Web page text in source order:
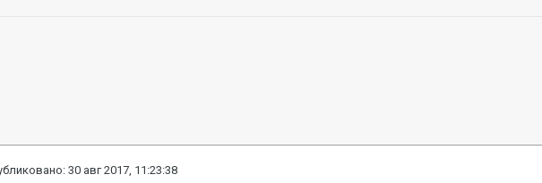
30 авг 2017, 11:23:38